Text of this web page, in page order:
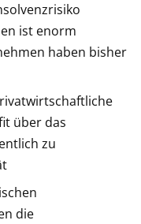
ist enorm
haben bisher
über das
zu
die